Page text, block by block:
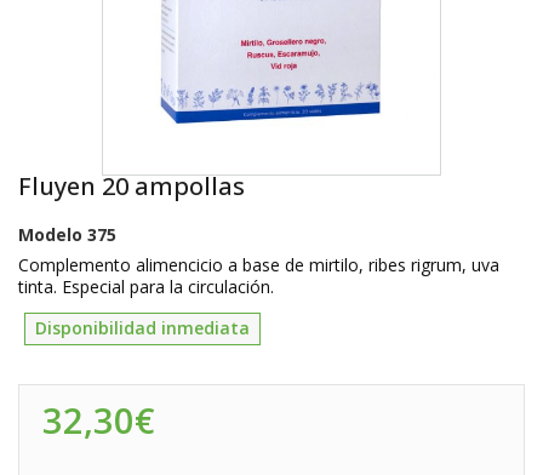
Fluyen 20 ampollas
Modelo 375
Complemento alimencicio a base de mirtilo, ribes rigrum, uva
tinta. Especial para la circulación.
Disponibilidad inmediata
32,30€